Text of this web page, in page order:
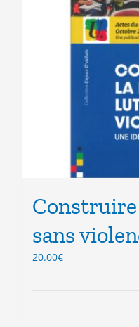
sans
20.00€